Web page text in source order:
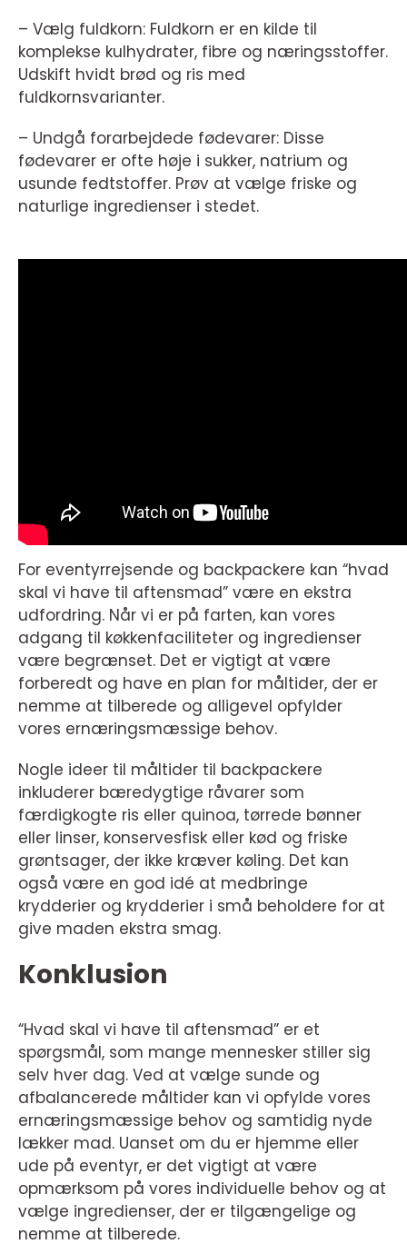
– Vælg fuldkorn: Fuldkorn er en kilde til
komplekse kulhydrater, fibre og næringsstoffer.
Udskift hvidt brød og ris med
fuldkornsvarianter.
– Undgå forarbejdede fødevarer: Disse
fødevarer er ofte høje i sukker, natrium og
usunde fedtstoffer. Prøv at vælge friske og
naturlige ingredienser i stedet.
For eventyrrejsende og backpackere kan “hvad
skal vi have til aftensmad” være en ekstra
udfordring. Når vi er på farten, kan vores
adgang til køkkenfaciliteter og ingredienser
være begrænset. Det er vigtigt at være
forberedt og have en plan for måltider, der er
nemme at tilberede og alligevel opfylder
vores ernæringsmæssige behov.
Nogle ideer til måltider til backpackere
inkluderer bæredygtige råvarer som
færdigkogte ris eller quinoa, tørrede bønner
eller linser, konservesfisk eller kød og friske
grøntsager, der ikke kræver køling. Det kan
også være en god idé at medbringe
krydderier og krydderier i små beholdere for at
give maden ekstra smag.
Konklusion
“Hvad skal vi have til aftensmad” er et
spørgsmål, som mange mennesker stiller sig
selv hver dag. Ved at vælge sunde og
afbalancerede måltider kan vi opfylde vores
ernæringsmæssige behov og samtidig nyde
lækker mad. Uanset om du er hjemme eller
ude på eventyr, er det vigtigt at være
opmærksom på vores individuelle behov og at
vælge ingredienser, der er tilgængelige og
nemme at tilberede.